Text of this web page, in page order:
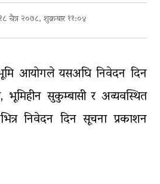
शुल्कदर यस्तो छ…
नेकपा सहकार्यमा, प्रदेशको
यस्तो छ…
२१ हजार घुससहित सिँचाइ
सर्लाहीका प्रमुख र अधिकृत
पहिरो खस्दा ३ वर्षीय बालकको
१८ चैत्र २०७८, शुक्रबार ११:०४
भूमि आयोगले यसअघि निवेदन दिन
सुकुम्बासी र अव्यवस्थित
निवेदन दिन सूचना प्रकाशन